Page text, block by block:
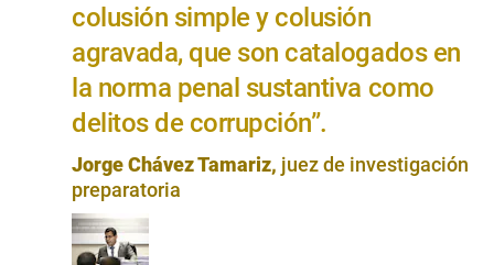
colusión simple y colusión
agravada, que son catalogados en
la norma penal sustantiva como
delitos de corrupción”.
Jorge Chávez Tamariz, juez de investigación
preparatoria